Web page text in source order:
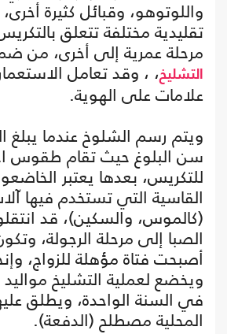
واللوتوهو، وقبائل كثيرة
تقليدية مختلفة تتعلق
مرحلة عمرية إلى أخرى، من
التشليخ، ، وقد تعامل
علامات على الهوية.
ويتم رسم الشلوخ عندما يبلغ
سن البلوغ حيث تقام طقوس
للتكريس، بعدها يعتبر
القاسية التي تستخدم فيها
(كالموس، والسكين)، قد
الصبا إلى مرحلة الرجولة،
أصبحت فتاة مؤهلة للزواج،
ويخضع لعملية التشليخ مواليد
في السنة الواحدة، ويطلق
المحلية مصطلح (الدفعة).